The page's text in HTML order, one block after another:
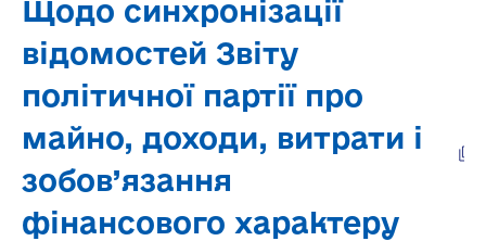
Щодо синхронізації
відомостей Звіту
політичної партії про
майно, доходи, витрати і
зобов’язання
фінансового характеру